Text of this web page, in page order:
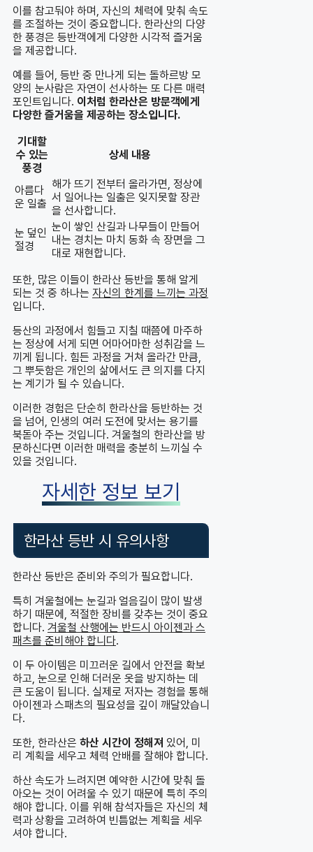
이를 참고둬야 하며, 자신의 체력에 맞춰 속도
를 조절하는 것이 중요합니다. 한라산의 다양
한 풍경은 등반객에게 다양한 시각적 즐거움
을 제공합니다.
예를 들어, 등반 중 만나게 되는 돌하르방 모
양의 눈사람은 자연이 선사하는 또 다른 매력
포인트입니다. 이처럼 한라산은 방문객에게
다양한 즐거움을 제공하는 장소입니다.
기대할
수 있는
풍경
상세 내용
아름다
운 일출
해가 뜨기 전부터 올라가면, 정상에
서 일어나는 일출은 잊지못할 장관
을 선사합니다.
눈 덮인
절경
눈이 쌓인 산길과 나무들이 만들어
내는 경치는 마치 동화 속 장면을 그
대로 재현합니다.
또한, 많은 이들이 한라산 등반을 통해 알게
되는 것 중 하나는 자신의 한계를 느끼는 과정
입니다.
등산의 과정에서 힘들고 지칠 때쯤에 마주하
는 정상에 서게 되면 어마어마한 성취감을 느
끼게 됩니다. 힘든 과정을 거쳐 올라간 만큼,
그 뿌듯함은 개인의 삶에서도 큰 의지를 다지
는 계기가 될 수 있습니다.
이러한 경험은 단순히 한라산을 등반하는 것
을 넘어, 인생의 여러 도전에 맞서는 용기를
북돋아 주는 것입니다. 겨울철의 한라산을 방
문하신다면 이러한 매력을 충분히 느끼실 수
있을 것입니다.
자세한 정보 보기
한라산 등반 시 유의사항
한라산 등반은 준비와 주의가 필요합니다.
특히 겨울철에는 눈길과 얼음길이 많이 발생
하기 때문에, 적절한 장비를 갖추는 것이 중요
합니다. 겨울철 산행에는 반드시 아이젠과 스
패츠를 준비해야 합니다.
이 두 아이템은 미끄러운 길에서 안전을 확보
하고, 눈으로 인해 더러운 옷을 방지하는 데
큰 도움이 됩니다. 실제로 저자는 경험을 통해
아이젠과 스패츠의 필요성을 깊이 깨달았습니
다.
또한, 한라산은 하산 시간이 정해져 있어, 미
리 계획을 세우고 체력 안배를 잘해야 합니다.
하산 속도가 느려지면 예약한 시간에 맞춰 돌
아오는 것이 어려울 수 있기 때문에 특히 주의
해야 합니다. 이를 위해 참석자들은 자신의 체
력과 상황을 고려하여 빈틈없는 계획을 세우
셔야 합니다.